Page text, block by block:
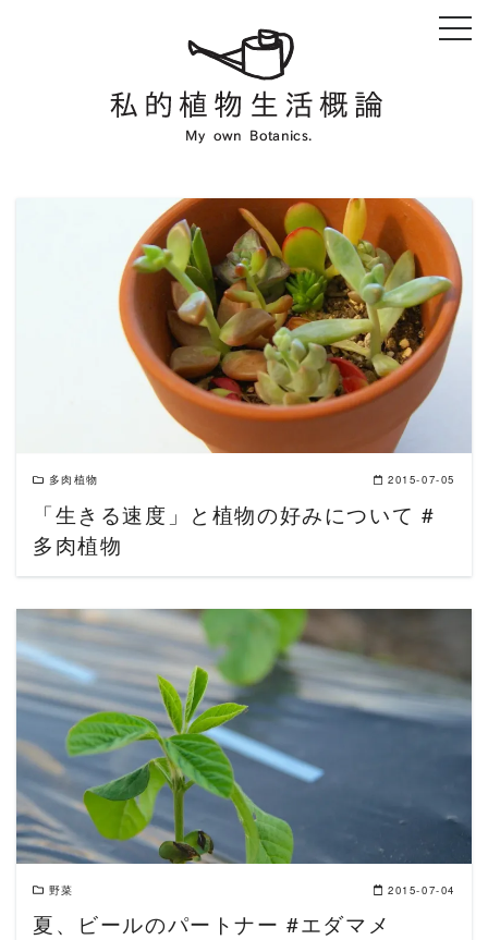
READ MORE
多肉植物 2015-07-05
「生きる速度」と植物の好みについて #
多肉植物
READ MORE
野菜 2015-07-04
夏、ビールのパートナー #エダマメ